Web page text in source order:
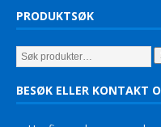
PRODUKTSØK
BESØK ELLER KONTAKT